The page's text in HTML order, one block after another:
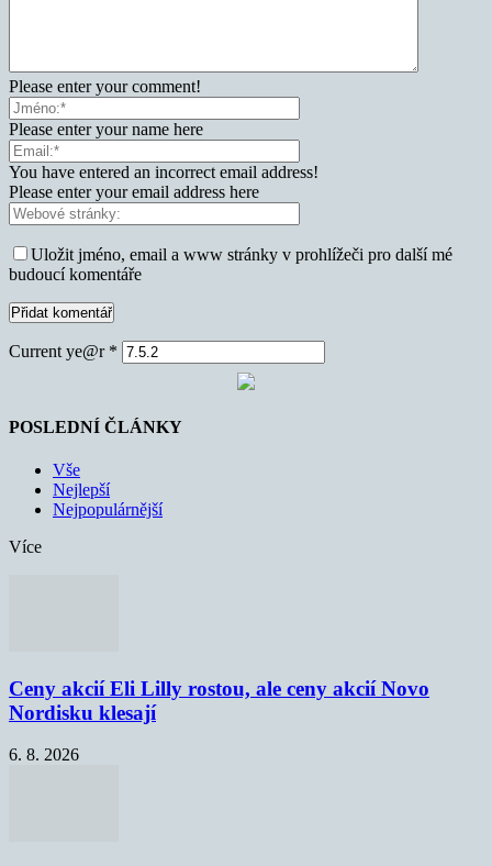
Please enter your comment!
Please enter your name here
You have entered an incorrect email address!
Please enter your email address here
Uložit jméno, email a www stránky v prohlížeči pro další mé
budoucí komentáře
Current ye@r *
POSLEDNÍ ČLÁNKY
Vše
Nejlepší
Nejpopulárnější
Více
Ceny akcií Eli Lilly rostou, ale ceny akcií Novo
Nordisku klesají
6. 8. 2026